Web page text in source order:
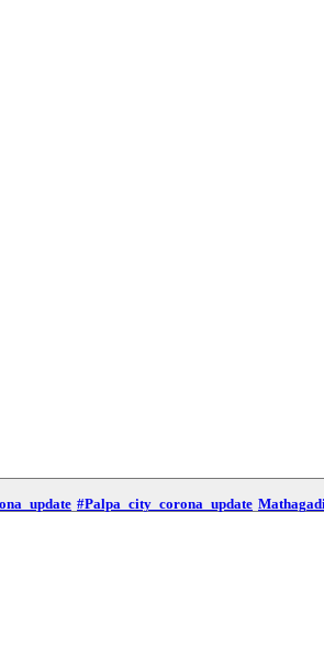
#Palpa_city_corona_update